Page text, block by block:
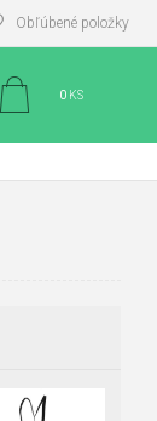
Obľúbené položky
0 KS
48